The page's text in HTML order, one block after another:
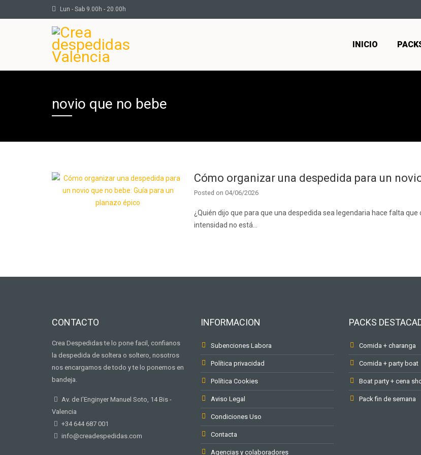
Lun - Sab 9.00h - 20.00h
INICIO
novio que no bebe
Cómo organizar una despedida para un
Posted on 04/06/2026
¿Quién dijo que para que una despedida sea legendaria hace falta
intensidad no está…
CONTACTO
Crea Despedidas te lo pone facil, confianos
la despedida de soltera o soltero, nosotros
nos encargamos de todo y te lo ponemos en
bandeja.
Av. de I'Enginyer Manuel Soto, 14 Bis -
Valencia
+34 644 687 001
info@creadespedidas.com
INFORMACION
Subenciones Labora
Política privacidad
Política Cookies
Aviso Legal
Condiciones Uso
Contacta
Agencias y colaboradores
PACKS
Comida + charanga
Comida + party boat
Boat party + cena
Pack fin de semana